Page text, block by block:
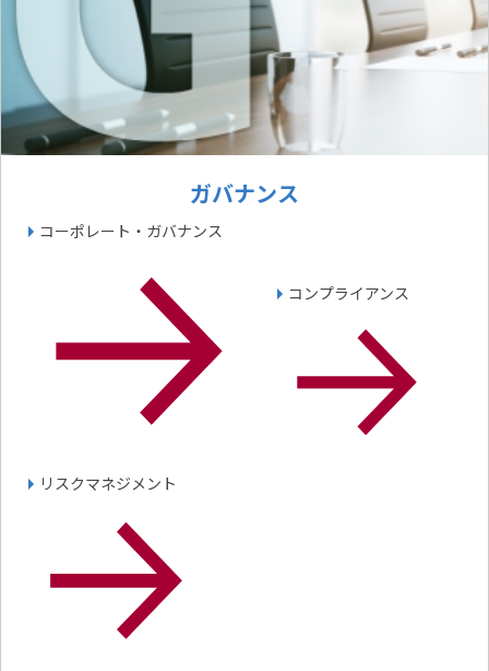
ガバナンス
コーポレート・ガバナンス
コンプライアンス
リスクマネジメント